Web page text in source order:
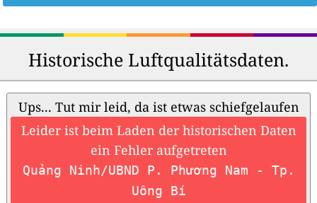
Historische Luftqualitätsdaten.
Ups... Tut mir leid, da ist etwas schiefgelaufen
Leider ist beim Laden der historischen Daten
ein Fehler aufgetreten
Quảng Ninh/UBND P. Phương Nam - Tp.
Uông Bí